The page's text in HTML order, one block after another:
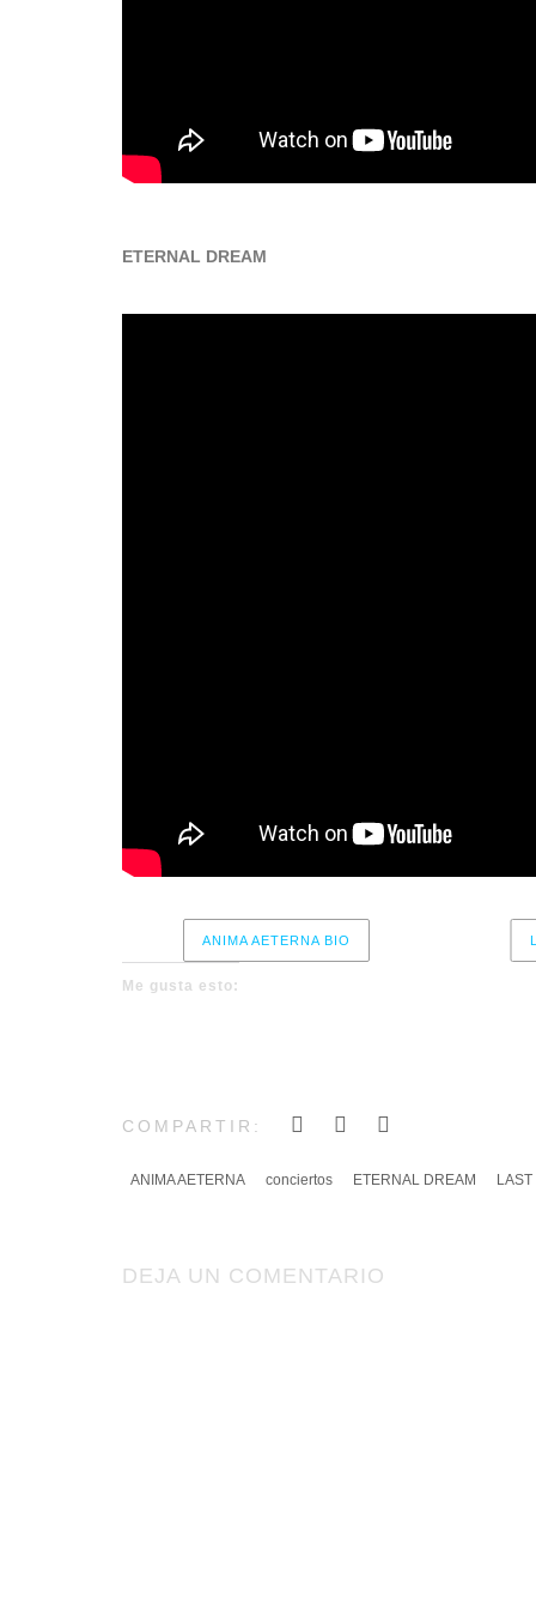
ETERNAL DREAM
ANIMA AETERNA BIO
Me gusta esto:
COMPARTIR:
ANIMA AETERNA conciertos ETERNAL DREAM
DEJA UN COMENTARIO